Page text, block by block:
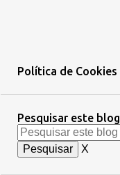
Política de Cookies
Pesquisar este blog
X